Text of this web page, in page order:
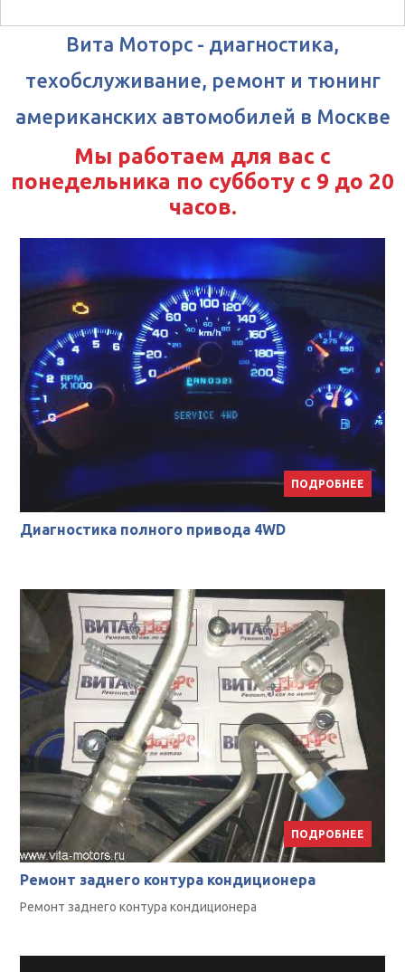
Вита Моторс - диагностика,
техобслуживание, ремонт и тюнинг
американских автомобилей в Москве
Мы работаем для вас с
понедельника по субботу с 9 до 20
часов.
ПОДРОБНЕЕ
Диагностика полного привода 4WD
ПОДРОБНЕЕ
Ремонт заднего контура кондиционера
Ремонт заднего контура кондиционера